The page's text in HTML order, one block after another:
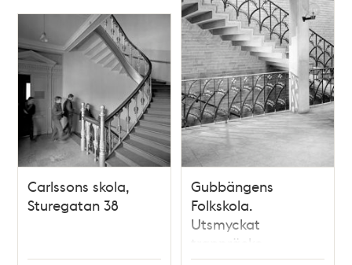
Carlssons skola,
Sturegatan 38
Gubbängens
Folkskola.
Utsmyckat
trappräcke